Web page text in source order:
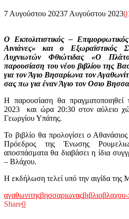
7 Αυγούστου 20237 Αυγούστου 20230
O Εκπολιτιστικός –
Αινιάνες» και ο Εξωραϊστικός
Λυχνιωτών Φθιώτιδας «Ο
παρουσίαση του νέου βιβλίου της
για τον Άγιο Βησαρίωνα τον
σας πω για έναν Άγιο τον Οσιο
Η παρουσίαση θα
2023 και ώρα 20:30 στον αύλειο
Γεωργίου Υπάτης.
Το βιβλίο θα προλογίσει ο
Πρόεδρος της Ένωσης
αποσπάσματα θα διαβάσει η ίδια
– Βλάχου.
Η εκδήλωση τελεί υπό την αιγίδα της
αγαθωνιτηςβησσαριωναςβιβλιο
Share0